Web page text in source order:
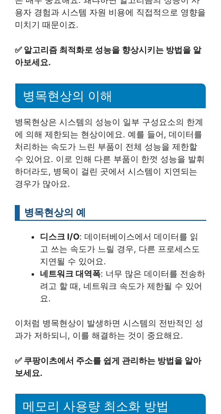
용자 경험과 시스템 자원 비용에 직접적으로 영향을
미치기 때문이죠.
✅ 알고리즘 최적화로 성능을 향상시키는 방법을 알
아보세요.
병목현상의 이해
병목현상은 시스템의 성능이 일부 구성요소의 한계
에 의해 제한되는 현상이에요. 예를 들어, 데이터를
처리하는 속도가 느린 부품이 전체 성능을 제한할
수 있어요. 이로 인해 다른 부품이 한껏 성능을 발휘
하더라도, 병목이 걸린 곳에서 시스템이 지연되는
경우가 많아요.
병목현상의 예
디스크 I/O: 데이터베이스에서 데이터를 읽
고 쓰는 속도가 느릴 경우, 다른 프로세스도
지연될 수 있어요.
네트워크 대역폭: 너무 많은 데이터를 전송하
려고 할 때, 네트워크 속도가 제한될 수 있어
요.
이처럼 병목현상이 발생하면 시스템의 전반적인 성
과가 저하되니, 이를 해결하는 것이 중요해요.
✅ 쿠팡이츠에서 주소를 쉽게 관리하는 방법을 알아
보세요.
메모리 사용량 최소화 방법